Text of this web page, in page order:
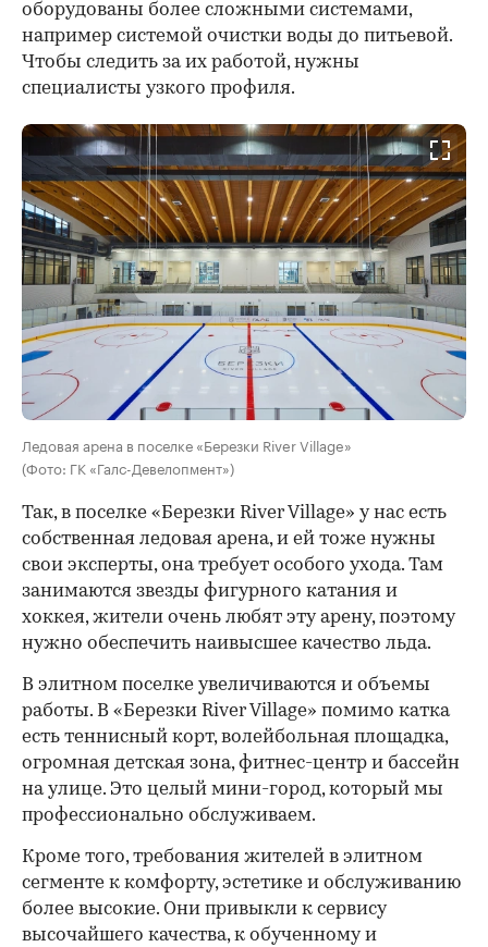
оборудованы более сложными системами,
например системой очистки воды до питьевой.
Чтобы следить за их работой, нужны
специалисты узкого профиля.
Ледовая арена в поселке «Березки River Village»
(Фото: ГК «Галс-Девелопмент»)
Так, в поселке «Березки River Village» у нас есть
собственная ледовая арена, и ей тоже нужны
свои эксперты, она требует особого ухода. Там
занимаются звезды фигурного катания и
хоккея, жители очень любят эту арену, поэтому
нужно обеспечить наивысшее качество льда.
В элитном поселке увеличиваются и объемы
работы. В «Березки River Village» помимо катка
есть теннисный корт, волейбольная площадка,
огромная детская зона, фитнес-центр и бассейн
на улице. Это целый мини-город, который мы
профессионально обслуживаем.
Кроме того, требования жителей в элитном
сегменте к комфорту, эстетике и обслуживанию
более высокие. Они привыкли к сервису
высочайшего качества, к обученному и